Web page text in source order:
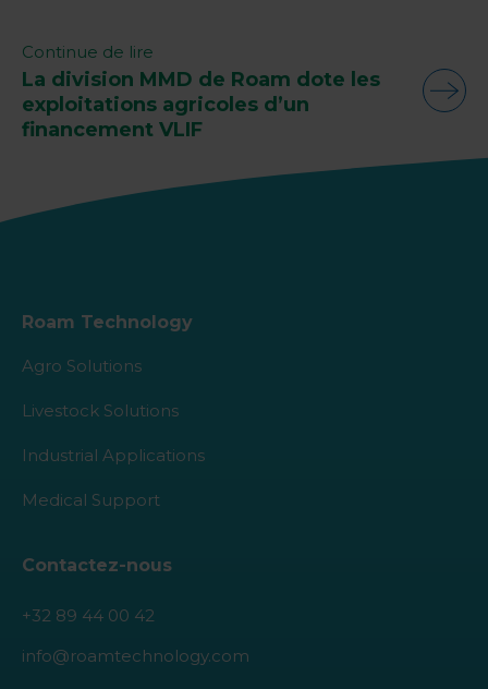
Continue de lire
La division MMD de Roam dote les
exploitations agricoles d’un
financement VLIF
Roam Technology
Agro Solutions
Livestock Solutions
Industrial Applications
Medical Support
Contactez-nous
+32 89 44 00 42
info@roamtechnology.com